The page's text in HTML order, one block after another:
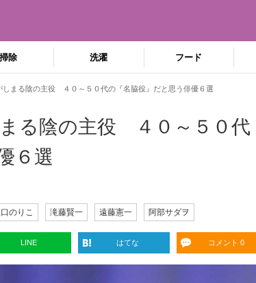
掃除 洗濯 フード
しまる陰の主役 ４０～５０代の『名脇役』だと思う俳優６選
る陰の主役 ４０～５０代
６選
のりこ 滝藤賢一 遠藤憲一 阿部サダヲ
LINE はてな コメント 0